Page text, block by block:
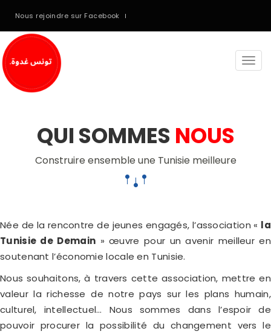
Nous rejoindre sur Facebook
QUI SOMMES NOUS
Construire ensemble une Tunisie meilleure
Née de la rencontre de jeunes engagés, l’association « la
Tunisie de Demain » œuvre pour un avenir meilleur en
soutenant l’économie locale en Tunisie.
Nous souhaitons, à travers cette association, mettre en
valeur la richesse de notre pays sur les plans humain,
culturel, intellectuel… Nous sommes dans l’espoir de
pouvoir procurer la possibilité du changement vers le